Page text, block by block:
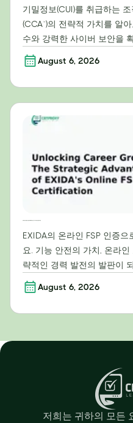
기밀정보(CUI)를 취급하는
(CCA™)의 전략적 가치를 알
수와 강력한 사이버 보안을
August 6, 2026
EXIDA의 온라인 FSP 인증
요. 기능 안전의 가치, 온라
략적인 경력 발전의 발판이
August 6, 2026
저희는 귀하의 모든